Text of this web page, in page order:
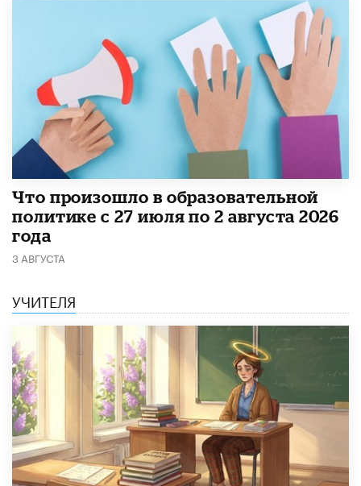
​Что произошло в образовательной
политике с 27 июля по 2 августа 2026
года
3 АВГУСТА
УЧИТЕЛЯ